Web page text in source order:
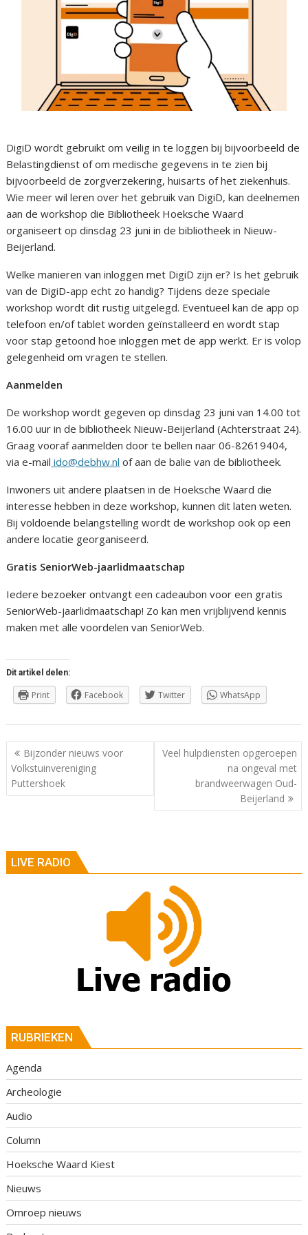
DigiD wordt gebruikt om veilig in te loggen bij bijvoorbeeld de
Belastingdienst of om medische gegevens in te zien bij
bijvoorbeeld de zorgverzekering, huisarts of het ziekenhuis.
Wie meer wil leren over het gebruik van DigiD, kan deelnemen
aan de workshop die Bibliotheek Hoeksche Waard
organiseert op dinsdag 23 juni in de bibliotheek in Nieuw-
Beijerland.
Welke manieren van inloggen met DigiD zijn er? Is het gebruik
van de DigiD-app echt zo handig? Tijdens deze speciale
workshop wordt dit rustig uitgelegd. Eventueel kan de app op
telefoon en/of tablet worden geïnstalleerd en wordt stap
voor stap getoond hoe inloggen met de app werkt. Er is volop
gelegenheid om vragen te stellen.
Aanmelden
De workshop wordt gegeven op dinsdag 23 juni van 14.00 tot
16.00 uur in de bibliotheek Nieuw-Beijerland (Achterstraat 24).
Graag vooraf aanmelden door te bellen naar 06-82619404,
via e-mail ido@debhw.nl of aan de balie van de bibliotheek.
Inwoners uit andere plaatsen in de Hoeksche Waard die
interesse hebben in deze workshop, kunnen dit laten weten.
Bij voldoende belangstelling wordt de workshop ook op een
andere locatie georganiseerd.
Gratis SeniorWeb-jaarlidmaatschap
Iedere bezoeker ontvangt een cadeaubon voor een gratis
SeniorWeb-jaarlidmaatschap! Zo kan men vrijblijvend kennis
maken met alle voordelen van SeniorWeb.
Dit artikel delen:
Print Facebook Twitter WhatsApp
Berichtnavigatie
Bijzonder nieuws voor
Volkstuinvereniging
Puttershoek
Veel hulpdiensten opgeroepen
na ongeval met
brandweerwagen Oud-
Beijerland
LIVE RADIO
RUBRIEKEN
Agenda
Archeologie
Audio
Column
Hoeksche Waard Kiest
Nieuws
Omroep nieuws